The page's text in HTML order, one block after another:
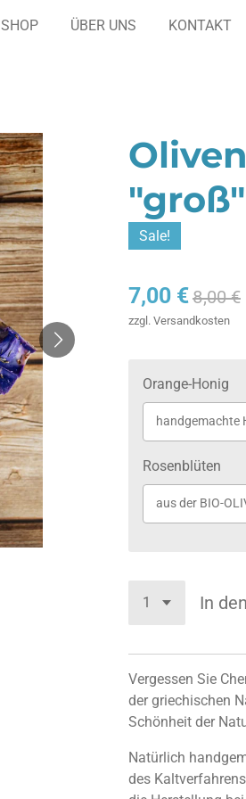
SHOP ÜBER UNS KONTAKT
Sale!
7,00 €8,00 €
zzgl. Versandkosten
Orange-Honig
handgemachte
Rosenblüten
aus der BIO-
In
Vergessen Sie
der griechischen
Schönheit der
Natürlich
des